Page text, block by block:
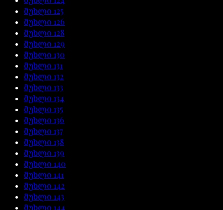
მუხლი 125
მუხლი 126
მუხლი 128
მუხლი 129
მუხლი 130
მუხლი 131
მუხლი 132
მუხლი 133
მუხლი 134
მუხლი 135
მუხლი 136
მუხლი 137
მუხლი 138
მუხლი 139
მუხლი 140
მუხლი 141
მუხლი 142
მუხლი 143
მუხლი 144